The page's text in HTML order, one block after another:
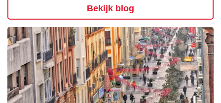
Bekijk blog